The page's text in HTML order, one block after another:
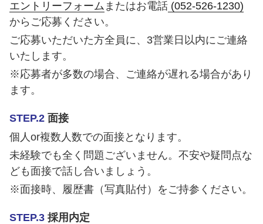
エントリーフォーム またはお電話 (052-526-1230)
からご応募ください。
ご応募いただいた方全員に、3営業日以内にご連絡
いたします。
※応募者が多数の場合、ご連絡が遅れる場合があり
ます。
STEP.2 面接
個人or複数人数での面接となります。
未経験でも全く問題ございません。不安や疑問点な
ども面接で話し合いましょう。
※面接時、履歴書（写真貼付）をご持参ください。
STEP.3 採用内定